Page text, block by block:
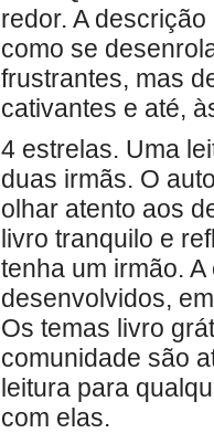
redor. A
como se
frustrantes, mas
cativantes e até,
4 estrelas. Uma
duas irmãs. O
olhar atento aos
livro tranquilo e
tenha um irmão.
desenvolvidos,
Os temas livro
comunidade são
leitura para
com elas.